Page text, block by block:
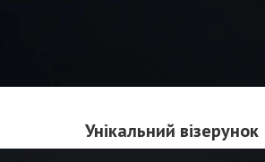
Унікальний візерунок